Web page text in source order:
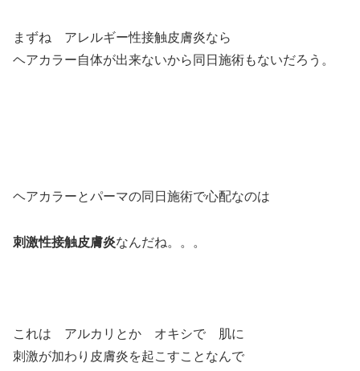
まずね アレルギー性接触皮膚炎なら
ヘアカラー自体が出来ないから同日施術もないだろう。
ヘアカラーとパーマの同日施術で心配なのは
刺激性接触皮膚炎なんだね。。。
これは アルカリとか オキシで 肌に
刺激が加わり皮膚炎を起こすことなんで